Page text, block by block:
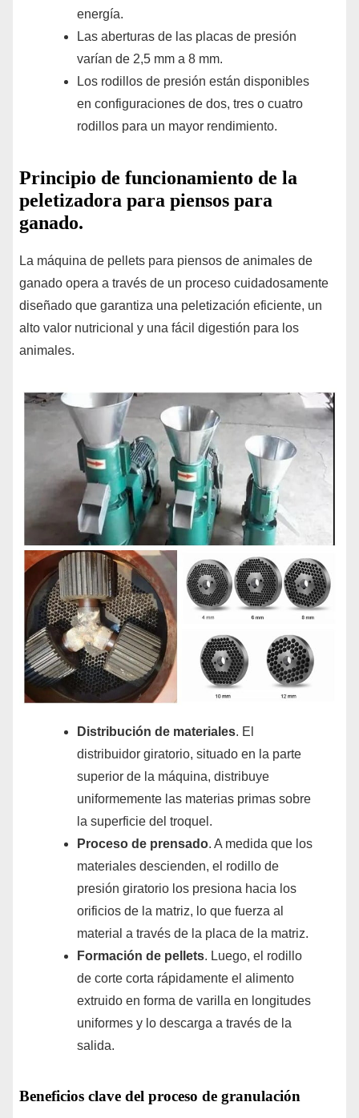
energía.
Las aberturas de las placas de presión
varían de 2,5 mm a 8 mm.
Los rodillos de presión están disponibles
en configuraciones de dos, tres o cuatro
rodillos para un mayor rendimiento.
Principio de funcionamiento de la
peletizadora para piensos para
ganado.
La máquina de pellets para piensos de animales de
ganado opera a través de un proceso cuidadosamente
diseñado que garantiza una peletización eficiente, un
alto valor nutricional y una fácil digestión para los
animales.
Distribución de materiales. El
distribuidor giratorio, situado en la parte
superior de la máquina, distribuye
uniformemente las materias primas sobre
la superficie del troquel.
Proceso de prensado. A medida que los
materiales descienden, el rodillo de
presión giratorio los presiona hacia los
orificios de la matriz, lo que fuerza al
material a través de la placa de la matriz.
Formación de pellets. Luego, el rodillo
de corte corta rápidamente el alimento
extruido en forma de varilla en longitudes
uniformes y lo descarga a través de la
salida.
Beneficios clave del proceso de granulación